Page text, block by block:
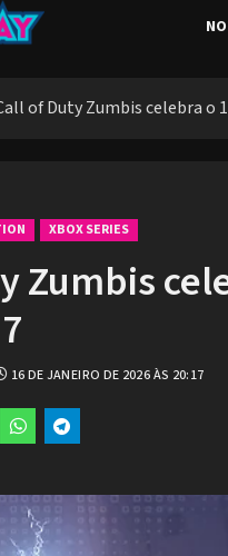
of Duty Zumbis celebra o
XBOX SERIES
Zumbis
16 DE JANEIRO DE 2026 ÀS 20:17